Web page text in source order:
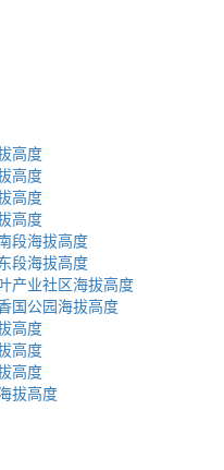
高度
高度
高度
高度
段海拔高度
段海拔高度
产业社区海拔高度
国公园海拔高度
高度
高度
高度
拔高度